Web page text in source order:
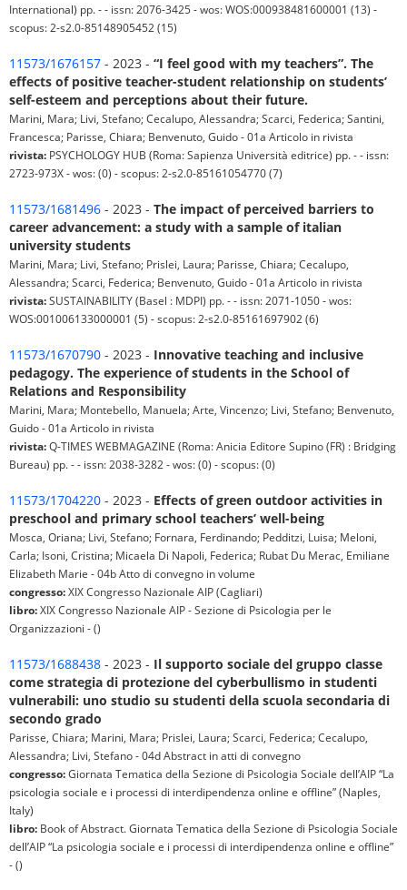
International) pp. - - issn: 2076-3425 - wos: WOS:000938481600001 (13) -
scopus: 2-s2.0-85148905452 (15)
11573/1676157 - 2023 - “I feel good with my teachers”. The
effects of positive teacher-student relationship on students’
self-esteem and perceptions about their future.
Marini, Mara; Livi, Stefano; Cecalupo, Alessandra; Scarci, Federica; Santini,
Francesca; Parisse, Chiara; Benvenuto, Guido - 01a Articolo in rivista
rivista: PSYCHOLOGY HUB (Roma: Sapienza Università editrice) pp. - - issn:
2723-973X - wos: (0) - scopus: 2-s2.0-85161054770 (7)
11573/1681496 - 2023 - The impact of perceived barriers to
career advancement: a study with a sample of italian
university students
Marini, Mara; Livi, Stefano; Prislei, Laura; Parisse, Chiara; Cecalupo,
Alessandra; Scarci, Federica; Benvenuto, Guido - 01a Articolo in rivista
rivista:SUSTAINABILITY (Basel : MDPI) pp. - - issn: 2071-1050 - wos:
WOS:001006133000001 (5) - scopus: 2-s2.0-85161697902 (6)
11573/1670790 - 2023 - Innovative teaching and inclusive
pedagogy. The experience of students in the School of
Relations and Responsibility
Marini, Mara; Montebello, Manuela; Arte, Vincenzo; Livi, Stefano; Benvenuto,
Guido - 01a Articolo in rivista
rivista:Q-TIMES WEBMAGAZINE (Roma: Anicia Editore Supino (FR) : Bridging
Bureau) pp. - - issn: 2038-3282 - wos: (0) - scopus: (0)
11573/1704220 - 2023 - Effects of green outdoor activities in
preschool and primary school teachers’ well-being
Mosca, Oriana; Livi, Stefano; Fornara, Ferdinando; Pedditzi, Luisa; Meloni,
Carla; Isoni, Cristina; Micaela Di Napoli, Federica; Rubat Du Merac, Emiliane
Elizabeth Marie - 04b Atto di convegno in volume
congresso:XIX Congresso Nazionale AIP (Cagliari)
libro:XIX Congresso Nazionale AIP - Sezione di Psicologia per le
Organizzazioni - ()
11573/1688438 - 2023 - Il supporto sociale del gruppo classe
come strategia di protezione del cyberbullismo in studenti
vulnerabili: uno studio su studenti della scuola secondaria di
secondo grado
Parisse, Chiara; Marini, Mara; Prislei, Laura; Scarci, Federica; Cecalupo,
Alessandra; Livi, Stefano - 04d Abstract in atti di convegno
congresso:Giornata Tematica della Sezione di Psicologia Sociale dell’AIP “La
psicologia sociale e i processi di interdipendenza online e offline” (Naples,
Italy)
libro: Book of Abstract. Giornata Tematica della Sezione di Psicologia Sociale
dell’AIP “La psicologia sociale e i processi di interdipendenza online e offline”
- ()